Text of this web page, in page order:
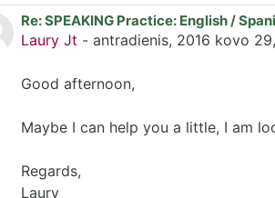
Atsakymas į M.Nieves Rodríguez
Re: SPEAKING Practice: English /
Laury Jt -antradienis, 2016 kovo 29,
Good afternoon,
Maybe I can help you a little, I am
Regards,
Laury